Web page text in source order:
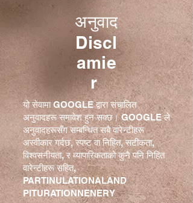
अनुवाद
Discl
amie
r
यो सेवामा GOOGLE द्वारा संचालित
अनुवादहरू समावेश हुन सक्छ। GOOGLE ले
अनुवादहरूसँग सम्बन्धित सबै वारेन्टीहरू
अस्वीकार गर्दछ, स्पष्ट वा निहित, सटीकता,
विश्वसनीयता, र व्यापारिकताको कुनै पनि निहित
वारेन्टीहरू सहित,
PARTINULATIONALAND
PITURATIONNENERY